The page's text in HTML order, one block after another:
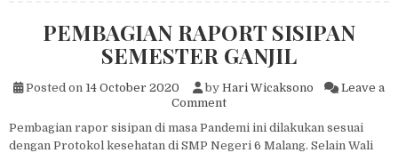
PEMBAGIAN RAPORT SISIPAN
SEMESTER GANJIL
Posted on 14 October 2020 by Hari Wicaksono
Leave a
Commenton PEMBAGIAN RAPORT
Pembagian rapor sisipan di masa Pandemi ini dilakukan sesuai
dengan Protokol kesehatan di SMP Negeri 6 Malang. Selain Wali